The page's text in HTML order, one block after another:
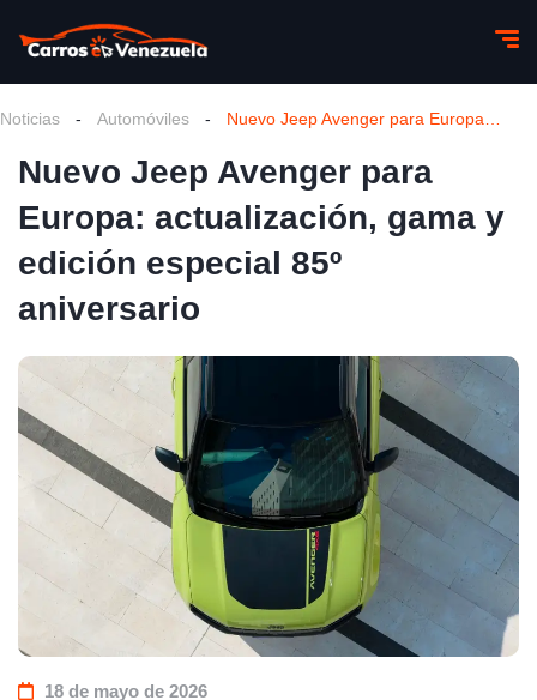
Noticias - Automóviles -
Nuevo Jeep Avenger para
Europa: actualización, gama y
edición especial 85º
aniversario
18 de mayo de 2026